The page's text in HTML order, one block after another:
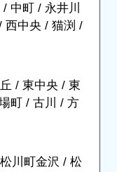
中町 / 永井川
西中央 / 猫渕 /
/ 東中央 / 東
町 / 古川 / 方
川町金沢 / 松